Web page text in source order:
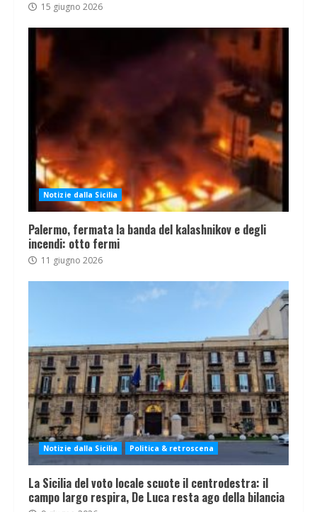
15 giugno 2026
Notizie dalla Sicilia
Palermo, fermata la banda del kalashnikov e degli
incendi: otto fermi
11 giugno 2026
Notizie dalla Sicilia Politica & retroscena
La Sicilia del voto locale scuote il centrodestra: il
campo largo respira, De Luca resta ago della bilancia